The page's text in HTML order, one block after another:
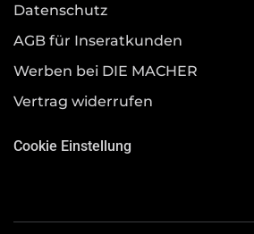
Datenschutz
AGB für Inseratkunden
Werben bei DIE MACHER
Vertrag widerrufen
Cookie Einstellung